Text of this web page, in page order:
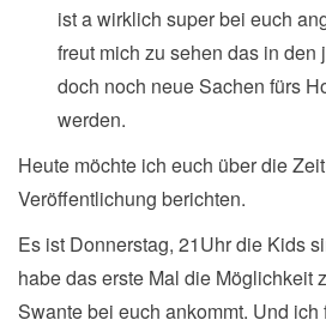
ist a wirklich super bei euch
freut mich zu sehen das in den
doch noch neue Sachen fürs
werden.
Heute möchte ich euch über die
Veröffentlichung berichten.
Es ist Donnerstag, 21Uhr die Kids
habe das erste Mal die Möglichkeit
Swante bei euch ankommt. Und ich